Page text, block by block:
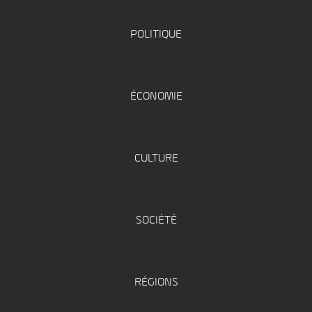
POLITIQUE
ÉCONOMIE
CULTURE
SOCIÉTÉ
RÉGIONS